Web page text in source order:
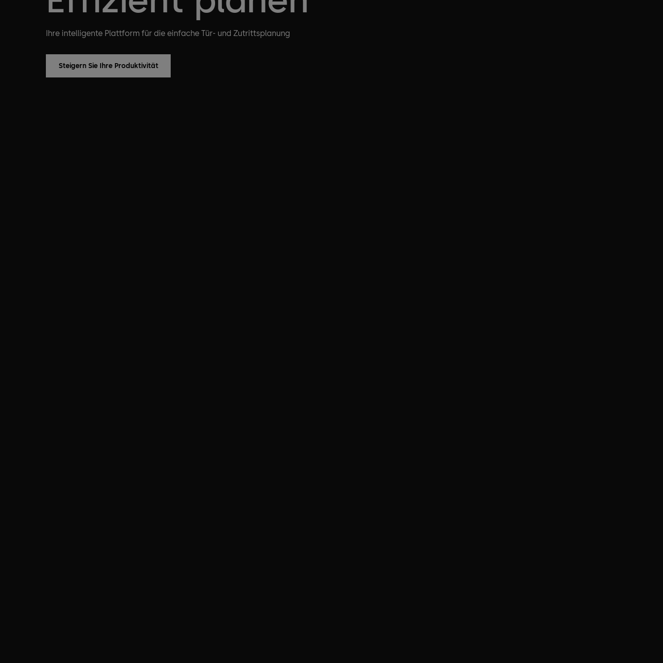
Ihre intelligente Plattform für die einfache Tür- und Zutrittsplanung
Steigern Sie Ihre Produktivität